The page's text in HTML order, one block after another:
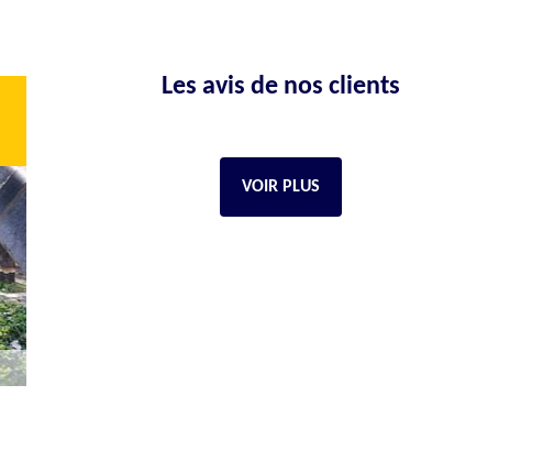
Les avis de nos clients
VOIR PLUS